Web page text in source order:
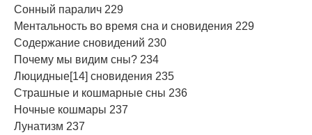
Сонный паралич 229
Ментальность во время сна и сновидения 229
Содержание сновидений 230
Почему мы видим сны? 234
Люцидные[14] сновидения 235
Страшные и кошмарные сны 236
Ночные кошмары 237
Лунатизм 237